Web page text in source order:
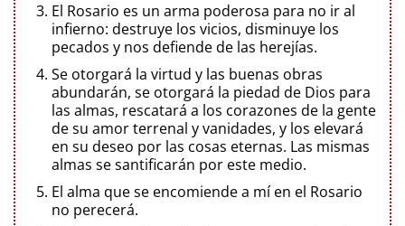
El Rosario es un arma poderosa para no ir al
infierno: destruye los vicios, disminuye los
pecados y nos defiende de las herejías.
Se otorgará la virtud y las buenas obras
abundarán, se otorgará la piedad de Dios para
las almas, rescatará a los corazones de la gente
de su amor terrenal y vanidades, y los elevará
en su deseo por las cosas eternas. Las mismas
almas se santificarán por este medio.
El alma que se encomiende a mí en el Rosario
no perecerá.